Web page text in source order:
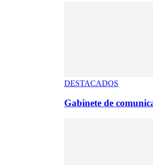
DESTACADOS
Gabinete de